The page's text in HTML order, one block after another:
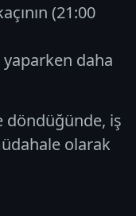
(21:00
daha
döndüğünde, iş
olarak